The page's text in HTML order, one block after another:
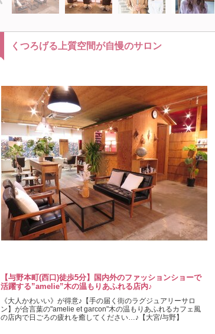
くつろげる上質空間が自慢のサロン
【与野本町(西口)徒歩5分】国内外のファッションショーで
活躍する”amelie”木の温もりあふれる店内♪
《大人かわいい》が得意♪【手の届く街のラグジュアリーサロ
ン】が合言葉の"amelie et garcon"木の温もりあふれるカフェ風
の店内で日ごろの疲れを癒してください…♪【大宮/与野】